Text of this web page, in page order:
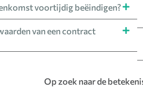
voortijdig beëindigen?
van een contract
Op zoek naar de